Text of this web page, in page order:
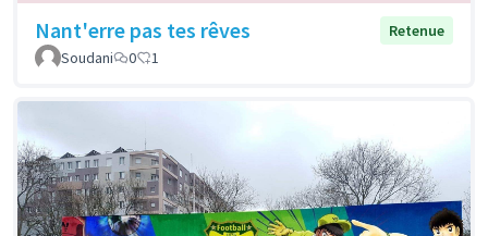
Nant'erre pas tes rêves
Retenue
Soudani
0 1